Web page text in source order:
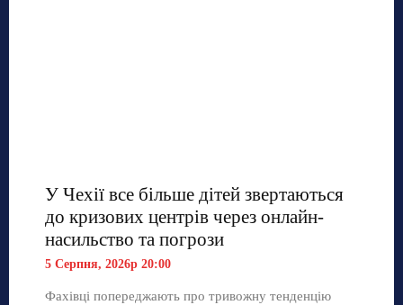
У Чехії все більше дітей звертаються
до кризових центрів через онлайн-
насильство та погрози
5 Серпня, 2026р 20:00
Фахівці попереджають про тривожну тенденцію